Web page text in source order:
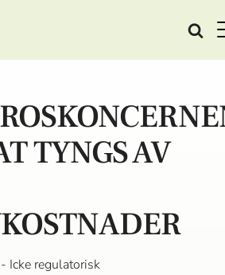
TYNGS AV
- Icke regulatorisk